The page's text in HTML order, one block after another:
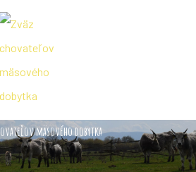
mäsového dobytka